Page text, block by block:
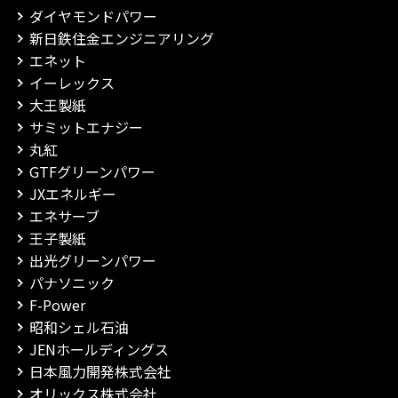
ダイヤモンドパワー
新日鉄住金エンジニアリング
エネット
イーレックス
大王製紙
サミットエナジー
丸紅
GTFグリーンパワー
JXエネルギー
エネサーブ
王子製紙
出光グリーンパワー
パナソニック
F-Power
昭和シェル石油
JENホールディングス
日本風力開発株式会社
オリックス株式会社